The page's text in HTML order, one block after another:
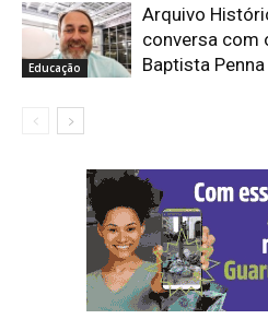
Educação
Arquivo
conversa com
Baptista Penna